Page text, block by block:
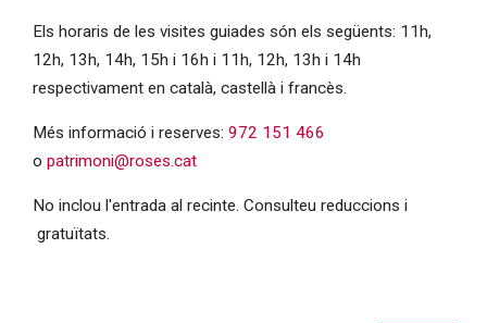
Els horaris de les visites guiades són els següents: 11h,
12h, 13h, 14h, 15h i 16h i 11h, 12h, 13h i 14h
respectivament en català, castellà i francès.
Més informació i reserves: 972 151 466
o patrimoni@roses.cat
No inclou l'entrada al recinte. Consulteu reduccions i
gratuïtats.